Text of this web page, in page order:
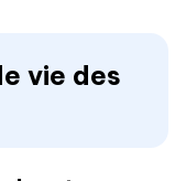
vie des